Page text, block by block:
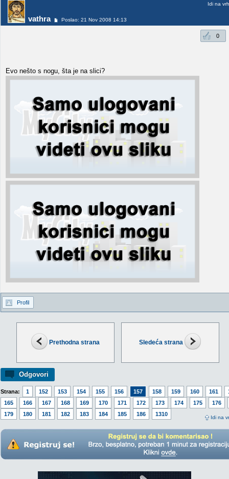
Prethodna strana Sledeća strana
Odgovori
Strana: 1 152 153 154 155 156 157 158 159 160 161
165
166 167 168 169 170 171 172 173 174 175
176
179
180 181 182 183 184 185 186 1310
Idi na
vathra Poslao: 21 Nov 2008 14:13
Idi na vrh
0
Evo nešto s nogu, šta je na slici?
Profil